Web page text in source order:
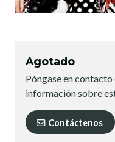
Agotado
Póngase en
información sobre
Contáctenos